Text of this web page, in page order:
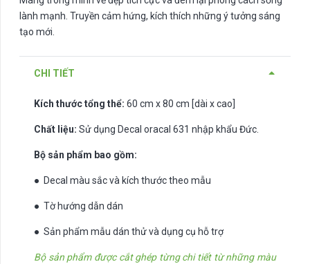
lành mạnh. Truyền cảm hứng, kích thích những ý tưởng sáng
tạo mới.
CHI TIẾT
Kích thước tổng thể: 60 cm x 80 cm [dài x cao]
Chất liệu: Sử dụng Decal oracal 631 nhập khẩu Đức.
Bộ sản phẩm bao gồm:
● Decal màu sắc và kích thước theo mẫu
● Tờ hướng dẫn dán
● Sản phẩm mẫu dán thử và dụng cụ hỗ trợ
Bộ sản phẩm được cắt ghép từng chi tiết từ những màu